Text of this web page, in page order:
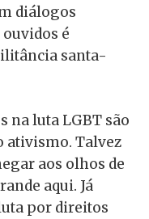
diálogos
é
santa-
na luta LGBT são
ativismo. Talvez
aos olhos de
aqui. Já
por direitos